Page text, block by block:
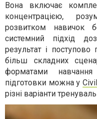
Вона включає
концентрацією,
розвитком навичок
системний підхід
результат і
більш складних
форматами
підготовки можна у
різні варіанти